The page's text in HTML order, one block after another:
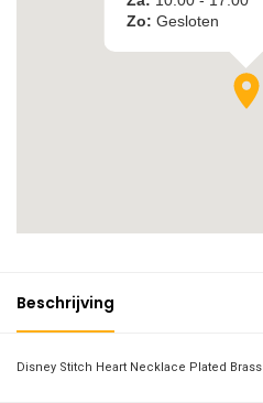
Beschrijving
Disney Stitch Heart Necklace Plated Brass